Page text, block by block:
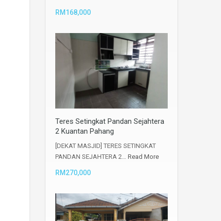
RM168,000
Teres Setingkat Pandan Sejahtera
2 Kuantan Pahang
[DEKAT MASJID] TERES SETINGKAT
PANDAN SEJAHTERA 2… Read More
RM270,000